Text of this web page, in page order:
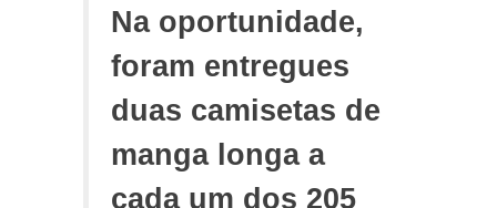
Na oportunidade,
foram entregues
duas camisetas de
manga longa a
cada um dos 205